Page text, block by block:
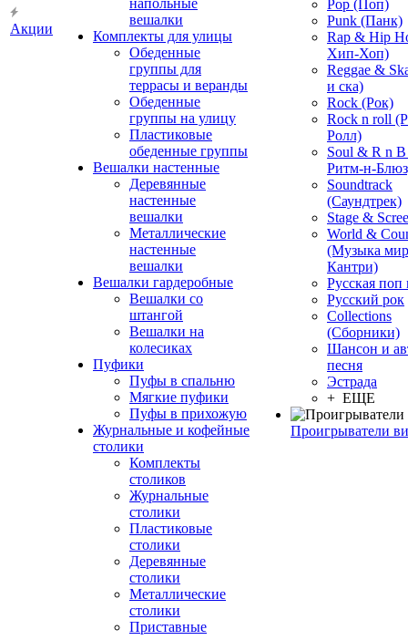
Акции
напольные
вешалки
Комплекты для улицы
Обеденные
группы для
террасы и веранды
Обеденные
группы на улицу
Пластиковые
обеденные группы
Вешалки настенные
Деревянные
настенные
вешалки
Металлические
настенные
вешалки
Вешалки гардеробные
Вешалки со
штангой
Вешалки на
колесиках
Пуфики
Пуфы в спальню
Мягкие пуфики
Пуфы в прихожую
Журнальные и кофейные
столики
Комплекты
столиков
Журнальные
столики
Пластиковые
столики
Деревянные
столики
Металлические
столики
Приставные
Pop (Поп)
Punk (Панк)
Rap & Hip
Хип-Хоп)
Reggae &
и ска)
Rock (Рок)
Rock n roll
Ролл)
Soul & R n
Ритм-н-
Soundtrack
(Саундтрек)
Stage &
World &
(Музыка
Кантри)
Русская поп
Русский рок
Сollections
(Сборники)
Шансон и
песня
Эстрада
+ ЕЩЕ
Проигрыватели